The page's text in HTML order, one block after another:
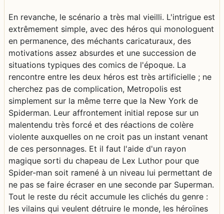
En revanche, le scénario a très mal vieilli. L'intrigue est
extrêmement simple, avec des héros qui monologuent
en permanence, des méchants caricaturaux, des
motivations assez absurdes et une succession de
situations typiques des comics de l'époque. La
rencontre entre les deux héros est très artificielle ; ne
cherchez pas de complication, Metropolis est
simplement sur la même terre que la New York de
Spiderman. Leur affrontement initial repose sur un
malentendu très forcé et des réactions de colère
violente auxquelles on ne croit pas un instant venant
de ces personnages. Et il faut l'aide d'un rayon
magique sorti du chapeau de Lex Luthor pour que
Spider-man soit ramené à un niveau lui permettant de
ne pas se faire écraser en une seconde par Superman.
Tout le reste du récit accumule les clichés du genre :
les vilains qui veulent détruire le monde, les héroïnes